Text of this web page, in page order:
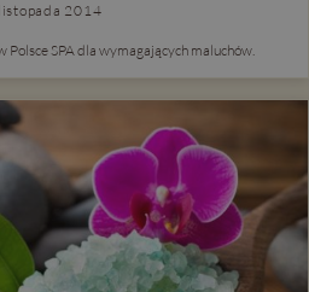
2014
Polsce SPA dla wymagających maluchów.